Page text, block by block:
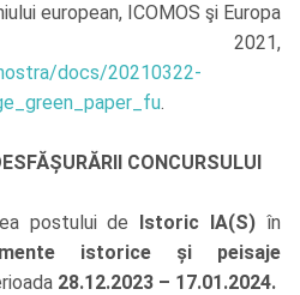
european, ICOMOS şi Europa
2021,
docs/20210322-
.
CONCURSULUI
postului de Istoric IA(S)în
istorice și peisaje
28.12.2023 – 17.01.2024.